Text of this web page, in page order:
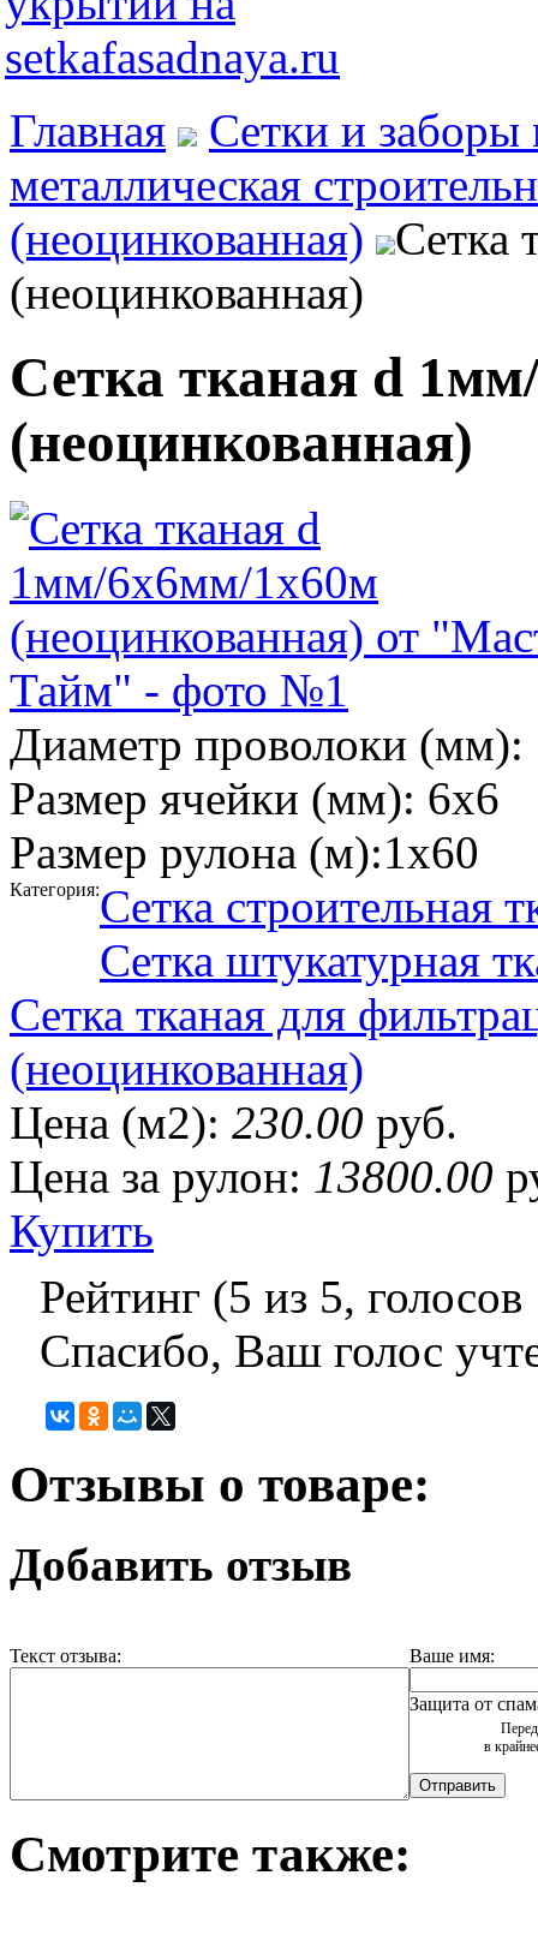
Главная
Сетки и заборы
металлическая
(неоцинкованная)
Сетка
(неоцинкованная)
Сетка тканая d
(неоцинкованная)
Диаметр проволоки (мм):
Размер ячейки (мм): 6х6
Размер рулона (м):1х60
Категория:Сетка строительная
Сетка штукатурная
Сетка тканая для
(неоцинкованная)
Цена (м2): 230.00 руб.
Цена за рулон: 13800.00
Купить
Рейтинг (5 из 5, голосов
Спасибо, Ваш голос
Отзывы о товаре:
Добавить отзыв
Текст отзыва: Ваше имя:
Защита от
в
Смотрите также: